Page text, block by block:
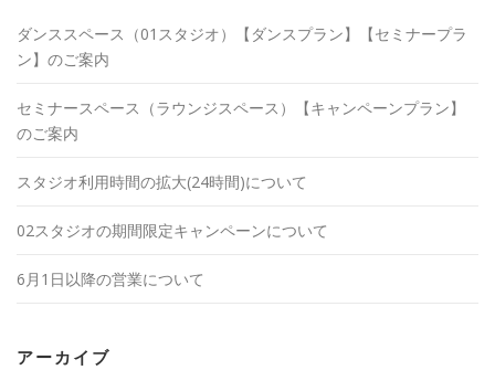
ダンススペース（01スタジオ）【ダンスプラン】【セミナープラ
ン】のご案内
セミナースペース（ラウンジスペース）【キャンペーンプラン】
のご案内
スタジオ利用時間の拡大(24時間)について
02スタジオの期間限定キャンペーンについて
6月1日以降の営業について
アーカイブ